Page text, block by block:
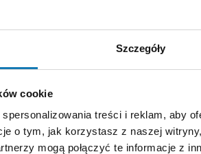
Szczegóły
cookie
treści i reklam, aby
o tym, jak korzystasz z naszej
mogą połączyć te informacje z